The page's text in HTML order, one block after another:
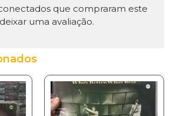
que compraram este
uma avaliação.